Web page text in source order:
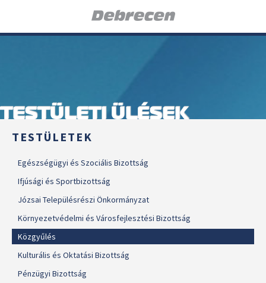
TESTÜLETI ÜLÉSEK
TESTÜLETEK
Egészségügyi és Szociális Bizottság
Ifjúsági és Sportbizottság
Józsai Településrészi Önkormányzat
Környezetvédelmi és Városfejlesztési Bizottság
Közgyűlés
Kulturális és Oktatási Bizottság
Pénzügyi Bizottság